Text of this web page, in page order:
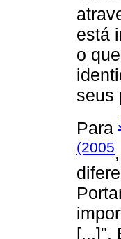
está
o
seus
Para
(2005
[...]".